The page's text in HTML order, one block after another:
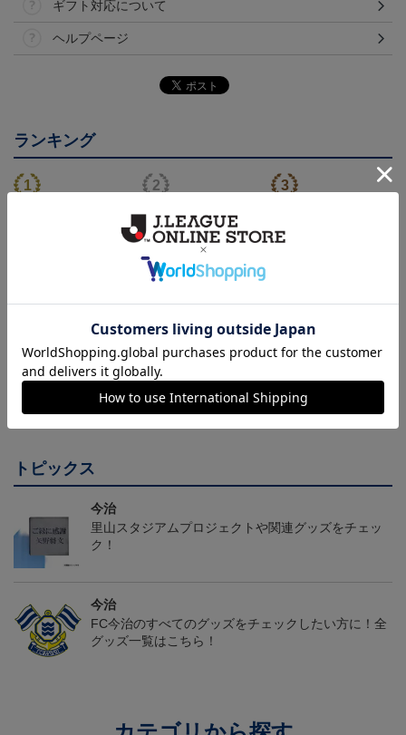
ギフト対応について
ヘルプページ
ランキング
26/27 レプリカユニフォ
ーム(FP1st)
17,600円～21,901円
26/27 オーセンティック
ユニフォーム(FP1st)
26,100円～30,400円
会員特典
FC今治 ホエルオー タ
トピックス
今治
里山スタジアムプロジェクトや関連グッズをチェッ
ク！
今治
FC今治のすべてのグッズをチェックしたい方に！全
グッズ一覧はこちら！